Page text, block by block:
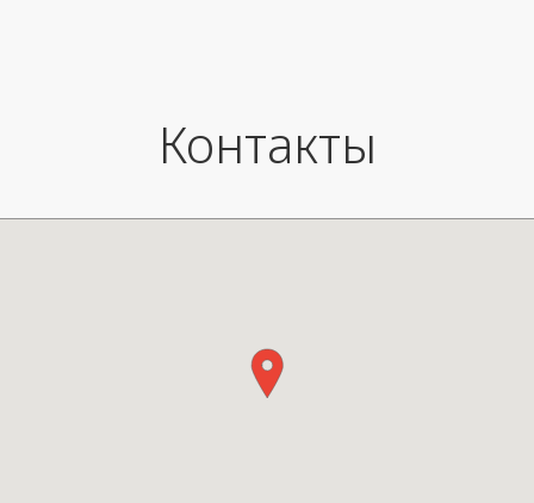
4000 люменов. Светильник
синий), а его длина
Контакты